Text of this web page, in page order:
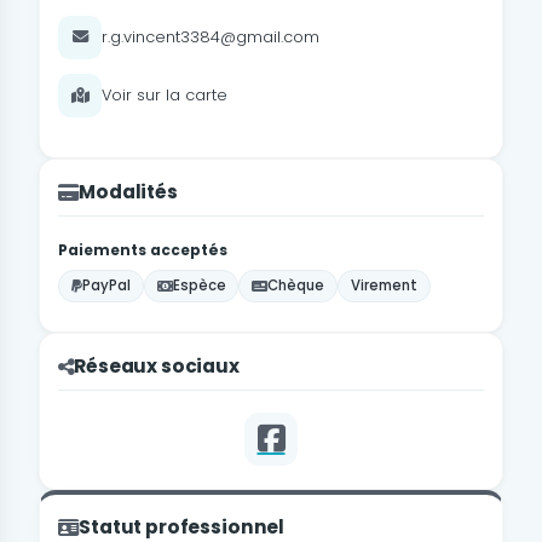
r.g.vincent3384@gmail.com
Voir sur la carte
Modalités
Paiements acceptés
PayPal
Espèce Chèque Virement
Réseaux sociaux
Statut professionnel